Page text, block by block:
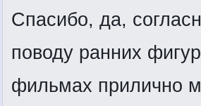
Спасибо, да,
поводу ранних
фильмах прилично